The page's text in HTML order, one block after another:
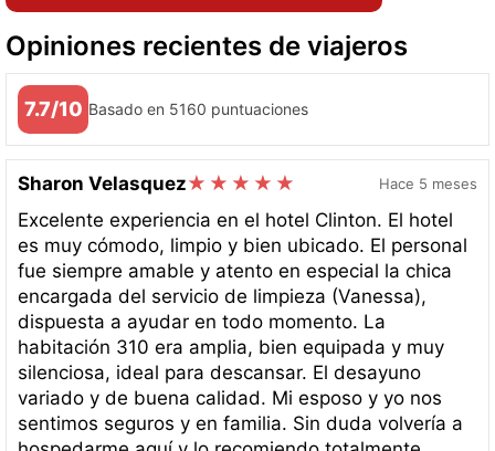
Opiniones recientes de viajeros
7.7/10 Basado en 5160 puntuaciones
Sharon Velasquez Hace 5 meses
Excelente experiencia en el hotel Clinton. El hotel
es muy cómodo, limpio y bien ubicado. El personal
fue siempre amable y atento en especial la chica
encargada del servicio de limpieza (Vanessa),
dispuesta a ayudar en todo momento. La
habitación 310 era amplia, bien equipada y muy
silenciosa, ideal para descansar. El desayuno
variado y de buena calidad. Mi esposo y yo nos
sentimos seguros y en familia. Sin duda volvería a